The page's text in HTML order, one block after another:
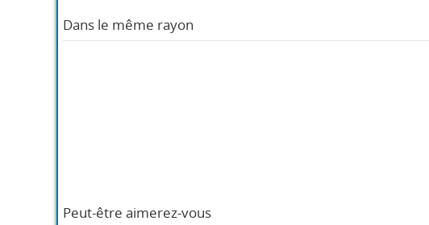
Dans le même rayon
Peut-être aimerez-vous